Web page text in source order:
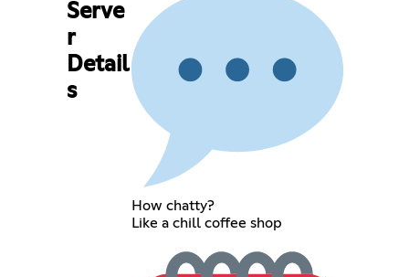
Serve
r
Detail
s
How chatty?
Like a chill coffee shop